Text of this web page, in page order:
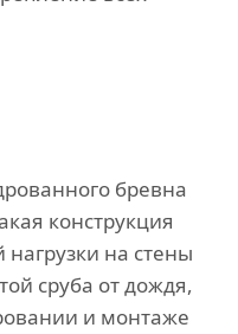
бревна
конструкция
нагрузки на стены
сруба от дождя,
и монтаже